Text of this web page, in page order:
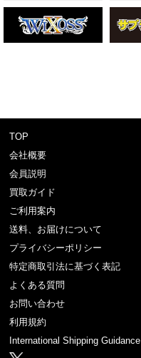
TOP
会社概要
会員説明
買取ガイド
ご利用案内
送料、お届けについて
プライバシーポリシー
特定商取引法に基づく表記
よくある質問
お問い合わせ
利用規約
International Shipping Guidance